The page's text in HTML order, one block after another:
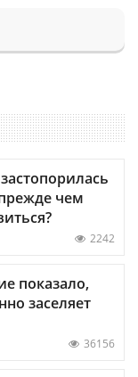
чем
2242
показало,
заселяет
36156